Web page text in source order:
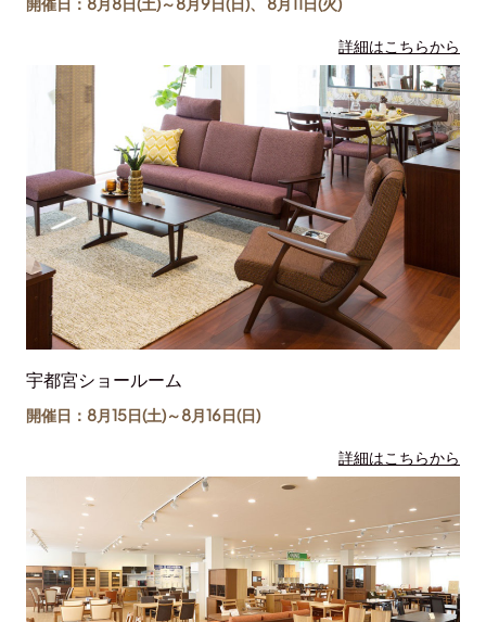
詳細はこちらから
宇都宮ショールーム
開催日：8月15日(土)～8月16日(日)
詳細はこちらから